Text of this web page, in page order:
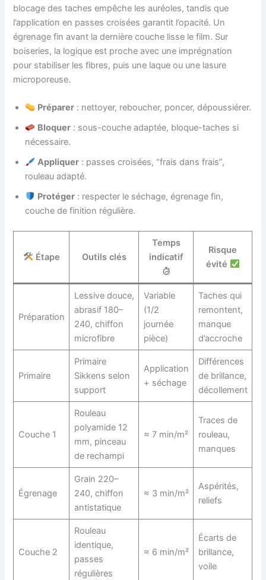
blocage des taches empêche les auréoles, tandis que
l’application en passes croisées garantit l’opacité. Un
égrenage fin avant la dernière couche lisse le film. Sur
boiseries, la logique est proche avec une imprégnation
pour stabiliser les fibres, puis une laque ou une lasure
microporeuse.
Préparer : nettoyer, reboucher, poncer, dépoussiérer.
Bloquer : sous-couche adaptée, bloque-taches si
nécessaire.
Appliquer : passes croisées, “frais dans frais”,
rouleau adapté.
Protéger : respecter le séchage, égrenage fin,
couche de finition régulière.
Étape Outils clés
Temps
indicatif
Risque
évité
Préparation
Lessive douce,
abrasif 180–
240, chiffon
microfibre
Variable
(1/2
journée
pièce)
Taches qui
remontent,
manque
d’accroche
Primaire
Primaire
Sikkens selon
support
Application
+ séchage
Différences
de brillance,
décollement
Couche 1
Rouleau
polyamide 12
mm, pinceau
de rechampi
≈ 7 min/m²
Traces de
rouleau,
manques
Égrenage
Grain 220–
240, chiffon
antistatique
≈ 3 min/m²
Aspérités,
reliefs
Couche 2
Rouleau
identique,
passes
régulières
≈ 6 min/m²
Écarts de
brillance,
voile